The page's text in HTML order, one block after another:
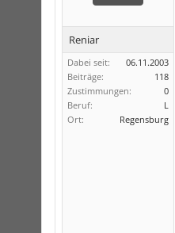
Reniar
Dabei seit:
06.11.2003
Beiträge:
118
Zustimmungen:
0
Beruf:
L
Ort:
Regensburg